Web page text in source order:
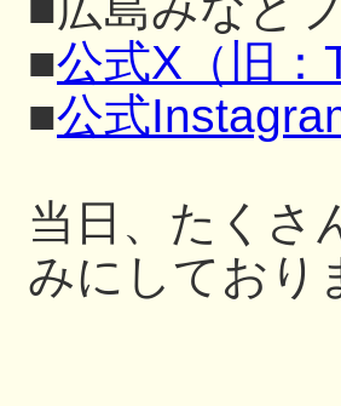
■公式X（旧：
■公式
当日、たくさ
みにしており